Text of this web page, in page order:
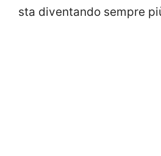
sta diventando sempre